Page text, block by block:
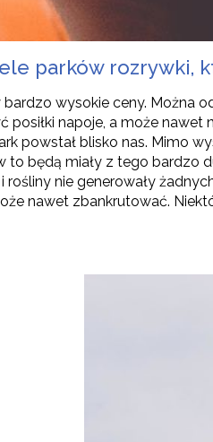
parków rozrywki,
wysokie ceny. Można
posiłki napoje, a może
powstał blisko nas. Mimo
będą miały z tego bardzo
nie generowały
nawet zbankrutować.